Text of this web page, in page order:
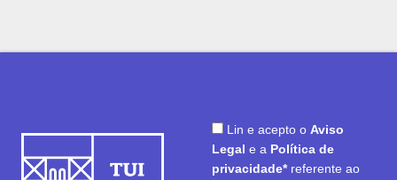
Lin e acepto o Aviso
Legal e a Política de
privacidade* referente ao